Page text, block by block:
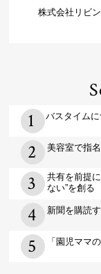
株式会社リビ
バスタイム
美容室で指
共有を前提
ない”を創る
新聞を購読
「園児ママ